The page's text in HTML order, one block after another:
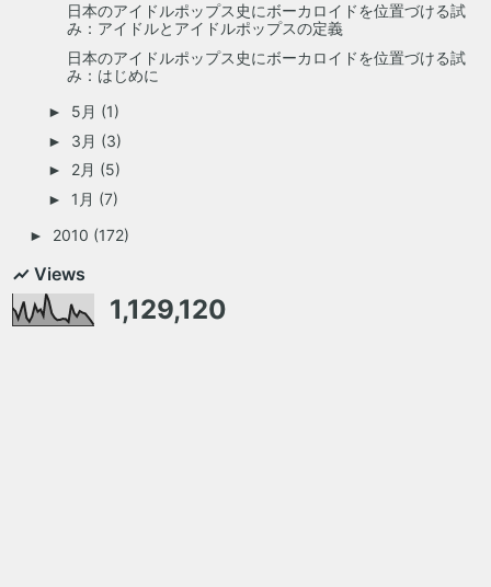
日本のアイドルポップス史にボーカロイドを位置づける試
み：アイドルとアイドルポップスの定義
日本のアイドルポップス史にボーカロイドを位置づける試
み：はじめに
► 5月 (1)
► 3月 (3)
► 2月 (5)
► 1月 (7)
► 2010 (172)
Views
1,129,120